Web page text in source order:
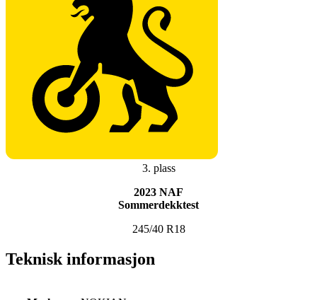
3. plass
2023 NAF
Sommerdekktest
245/40 R18
Teknisk informasjon